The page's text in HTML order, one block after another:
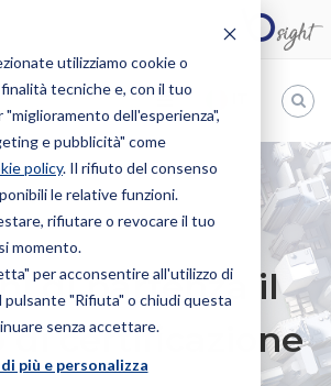
utilizziamo cookie o
tecniche e, con il tuo
dell'esperienza",
e pubblicità" come
policy. Il rifiuto del consenso
le relative funzioni.
rifiutare o revocare il tuo
momento.
per acconsentire all'utilizzo di
pulsante "Rifiuta" o chiudi questa
senza accettare.
più e personalizza
DI PARTENZA IL MARCHIO DI
di partenza il
di certificazione